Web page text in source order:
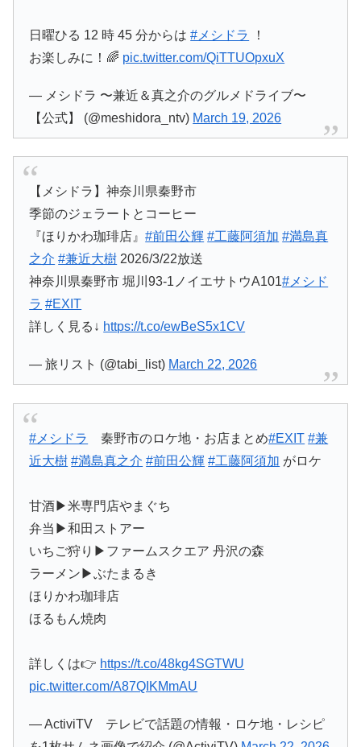
日曜ひる 12 時 45 分からは#メシドラ
！
お楽しみに！🌈 pic.twitter.com/QiTTUOpxuX
— メシドラ 〜兼近＆真之介のグルメドライブ〜
【公式】 (@meshidora_ntv) March 19, 2026
【メシドラ】神奈川県秦野市
季節のジェラートとコーヒー
『ほりかわ珈琲店』#前田公輝 #工藤阿須加 #満島真
之介 #兼近大樹 2026/3/22放送
神奈川県秦野市 堀川93-1ノイエサトウA101#メシド
ラ #EXIT
詳しく見る↓ https://t.co/ewBeS5x1CV
— 旅リスト (@tabi_list) March 22, 2026
#メシドラ 秦野市のロケ地・お店まとめ#EXIT #兼
近大樹 #満島真之介 #前田公輝 #工藤阿須加 がロケ
甘酒▶︎米専門店やまぐち
弁当▶︎和田ストアー
いちご狩り▶︎ファームスクエア 丹沢の森
ラーメン▶︎ぶたまるき
ほりかわ珈琲店
ほるもん焼肉
詳しくは👉 https://t.co/48kg4SGTWU
pic.twitter.com/A87QIKMmAU
— ActiviTV テレビで話題の情報・ロケ地・レシピ